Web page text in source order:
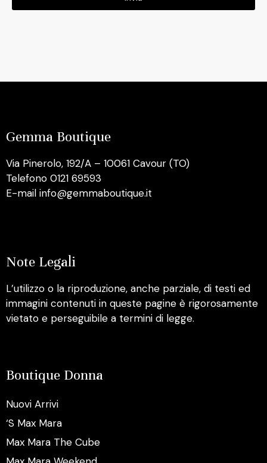
Gemma Boutique
Via Pinerolo, 192/A – 10061 Cavour (TO)
Telefono 0121 69593
E-mail info@gemmaboutique.it
Note Legali
L’utilizzo o la riproduzione, anche parziale, di testi ed
immagini contenuti in queste pagine è rigorosamente
vietato e perseguibile a termini di legge.
Boutique Donna
Nuovi Arrivi
‘S Max Mara
Max Mara The Cube